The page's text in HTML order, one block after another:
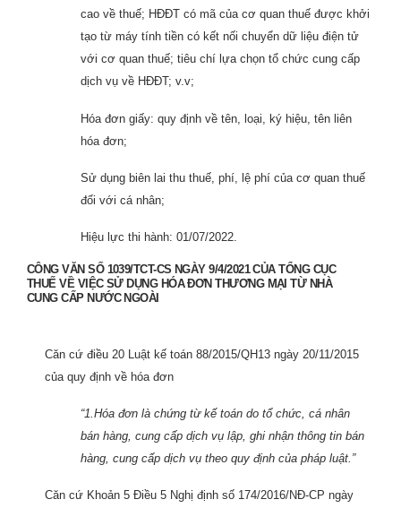
cao về thuế; HĐĐT có mã của cơ quan thuế được khởi
tạo từ máy tính tiền có kết nối chuyển dữ liệu điện tử
với cơ quan thuế; tiêu chí lựa chọn tổ chức cung cấp
dịch vụ về HĐĐT; v.v;
Hóa đơn giấy: quy định về tên, loại, ký hiệu, tên liên
hóa đơn;
Sử dụng biên lai thu thuế, phí, lệ phí của cơ quan thuế
đối với cá nhân;
Hiệu lực thi hành: 01/07/2022.
CÔNG VĂN SỐ 1039/TCT-CS NGÀY 9/4/2021 CỦA TỔNG CỤC
THUẾ VỀ VIỆC SỬ DỤNG HÓA ĐƠN THƯƠNG MẠI TỪ NHÀ
CUNG CẤP NƯỚC NGOÀI
Căn cứ điều 20 Luật kế toán 88/2015/QH13 ngày 20/11/2015
của quy định về hóa đơn
“1.Hóa đơn là chứng từ kế toán do tổ chức, cá nhân
bán hàng, cung cấp dịch vụ lập, ghi nhận thông tin bán
hàng, cung cấp dịch vụ theo quy định của pháp luật.”
Căn cứ Khoản 5 Điều 5 Nghị định số 174/2016/NĐ-CP ngày